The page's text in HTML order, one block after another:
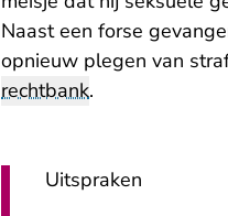
Naast een forse
opnieuw plegen van
rechtbank.
Uitspraken